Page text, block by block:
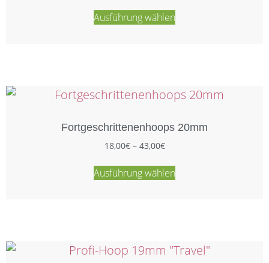
Ausführung wählen
Fortgeschrittenenhoops 20mm
18,00€ – 43,00€
Ausführung wählen